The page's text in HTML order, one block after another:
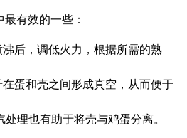
有效的一些：
后，调低火力，根据所需的熟
蛋和壳之间形成真空，从而便于
理也有助于将壳与鸡蛋分离。